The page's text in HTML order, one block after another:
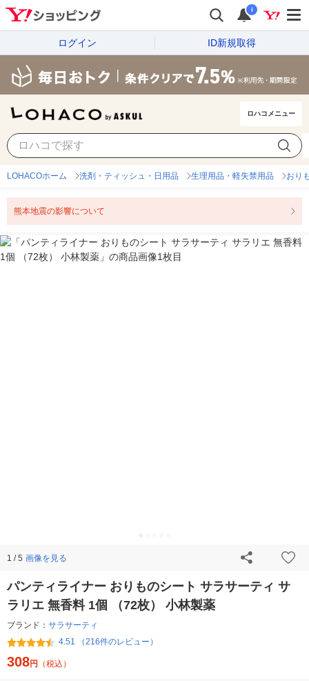
i
ログイン ID新規取得
ロハコメニュー
LOHACOホーム 洗剤・ティッシュ・日用品 生理用品・軽失禁用品 おり
熊本地震の影響について
1 / 5 画像を見る
パンティライナー おりものシート サラサーティ サ
ラリエ 無香料 1個 （72枚） 小林製薬
ブランド： サラサーティ
4.51 （216件のレビュー）
308円 （税込）